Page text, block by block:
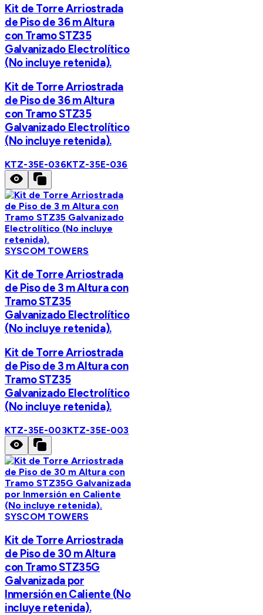
Kit de Torre Arriostrada
de Piso de 36 m Altura
con Tramo STZ35
Galvanizado Electrolítico
(No incluye retenida).
Kit de Torre Arriostrada
de Piso de 36 m Altura
con Tramo STZ35
Galvanizado Electrolítico
(No incluye retenida).
KTZ-35E-036KTZ-35E-036
SYSCOM TOWERS
Kit de Torre Arriostrada
de Piso de 3 m Altura con
Tramo STZ35
Galvanizado Electrolítico
(No incluye retenida).
Kit de Torre Arriostrada
de Piso de 3 m Altura con
Tramo STZ35
Galvanizado Electrolítico
(No incluye retenida).
KTZ-35E-003KTZ-35E-003
SYSCOM TOWERS
Kit de Torre Arriostrada
de Piso de 30 m Altura
con Tramo STZ35G
Galvanizada por
Inmersión en Caliente (No
incluye retenida).